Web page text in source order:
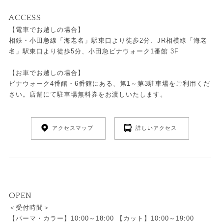
ACCESS
【電車でお越しの場合】
相鉄・小田急線「海老名」駅東口より徒歩2分、JR相模線「海老
名」駅東口より徒歩5分、小田急ビナウォーク1番館 3F
【お車でお越しの場合】
ビナウォーク4番館・6番館にある、第1～第3駐車場をご利用くだ
さい。店舗にて駐車場無料券をお渡しいたします。
アクセスマップ 詳しいアクセス
OPEN
＜受付時間＞
【パーマ・カラー】10:00～18:00 【カット】10:00～19:00